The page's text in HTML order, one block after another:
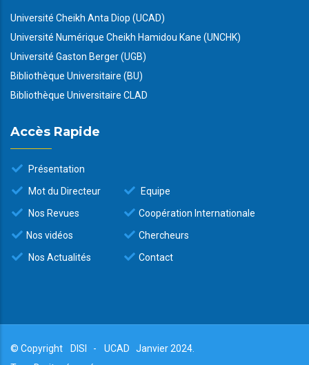
Université Cheikh Anta Diop (UCAD)
Université Numérique Cheikh Hamidou Kane (UNCHK)
Université Gaston Berger (UGB)
Bibliothèque Universitaire (BU)
Bibliothèque Universitaire CLAD
Accès Rapide
Présentation
Mot du Directeur
Nos Revues
Nos vidéos
Nos Actualités
Equipe
Coopération Internationale
Chercheurs
Contact
© Copyright DISI - UCAD
Janvier 2024.